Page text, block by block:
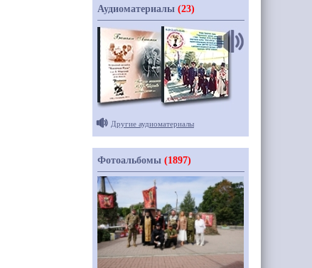
Аудиоматериалы (23)
Другие аудиоматериалы
Фотоальбомы (1897)